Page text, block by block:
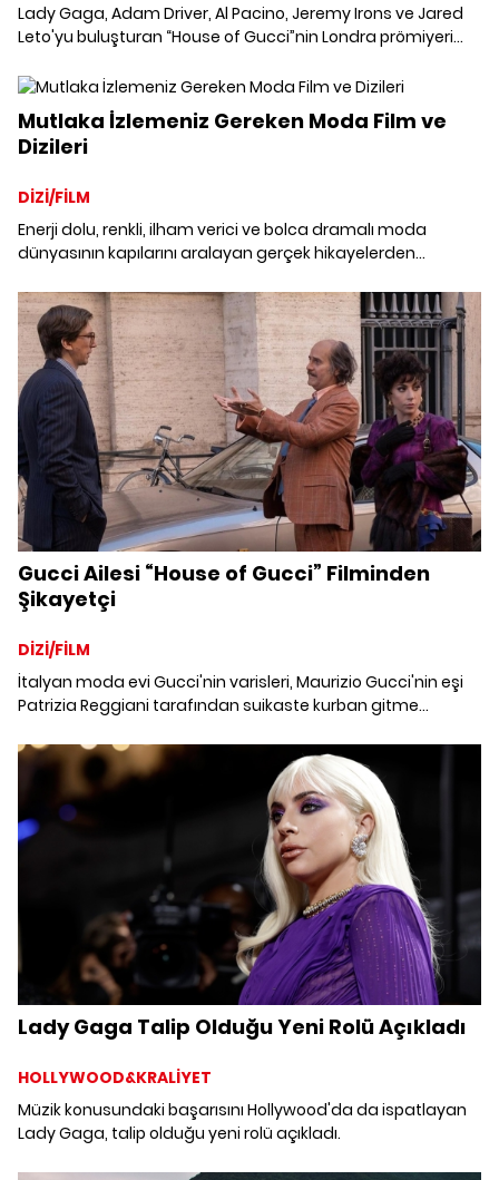
Lady Gaga, Adam Driver, Al Pacino, Jeremy Irons ve Jared
Leto'yu buluşturan “House of Gucci”nin Londra prömiyeri
oldukça samimi itiraflarda bulundu.
Mutlaka İzlemeniz Gereken Moda Film ve
Dizileri
DİZİ/FİLM
Enerji dolu, renkli, ilham verici ve bolca dramalı moda
dünyasının kapılarını aralayan gerçek hikayelerden
Gucci Ailesi “House of Gucci” Filminden
Şikayetçi
DİZİ/FİLM
İtalyan moda evi Gucci'nin varisleri, Maurizio Gucci'nin eşi
Patrizia Reggiani tarafından suikaste kurban gitme
tasvir etme biçiminden rahatsız.
Lady Gaga Talip Olduğu Yeni Rolü Açıkladı
HOLLYWOOD&KRALİYET
Müzik konusundaki başarısını Hollywood'da da ispatlayan
Lady Gaga, talip olduğu yeni rolü açıkladı.